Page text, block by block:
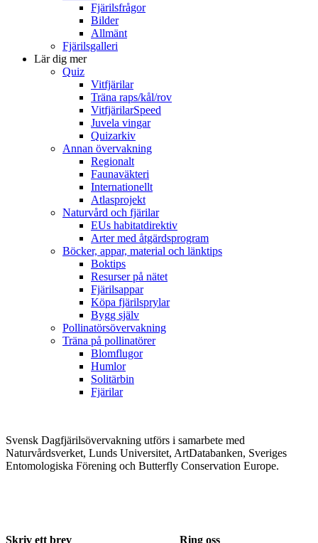
Fjärilsfrågor
Bilder
Allmänt
Fjärilsgalleri
Lär dig mer
Quiz
Vitfjärilar
Träna raps/kål/rov
VitfjärilarSpeed
Juvela vingar
Quizarkiv
Annan övervakning
Regionalt
Faunaväkteri
Internationellt
Atlasprojekt
Naturvård och fjärilar
EUs habitatdirektiv
Arter med åtgärdsprogram
Böcker, appar, material och länktips
Boktips
Resurser på nätet
Fjärilsappar
Köpa fjärilsprylar
Bygg själv
Pollinatörsövervakning
Träna på pollinatörer
Blomflugor
Humlor
Solitärbin
Fjärilar
Svensk Dagfjärilsövervakning utförs i samarbete med
Naturvårdsverket, Lunds Universitet, ArtDatabanken, Sveriges
Entomologiska Förening och Butterfly Conservation Europe.
Skriv ett brev Ring oss